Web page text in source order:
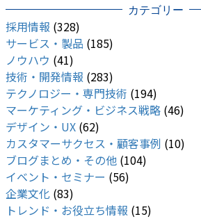
カテゴリー
採用情報 (328)
サービス・製品 (185)
ノウハウ (41)
技術・開発情報 (283)
テクノロジー・専門技術 (194)
マーケティング・ビジネス戦略 (46)
デザイン・UX (62)
カスタマーサクセス・顧客事例 (10)
ブログまとめ・その他 (104)
イベント・セミナー (56)
企業文化 (83)
トレンド・お役立ち情報 (15)